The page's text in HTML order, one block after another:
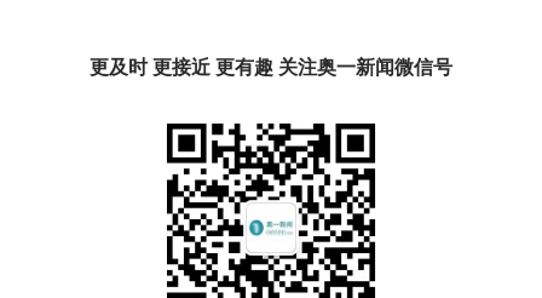
更及时 更接近 更有趣 关注奥一新闻微信号